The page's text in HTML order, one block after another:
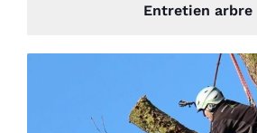
Entretien arbre